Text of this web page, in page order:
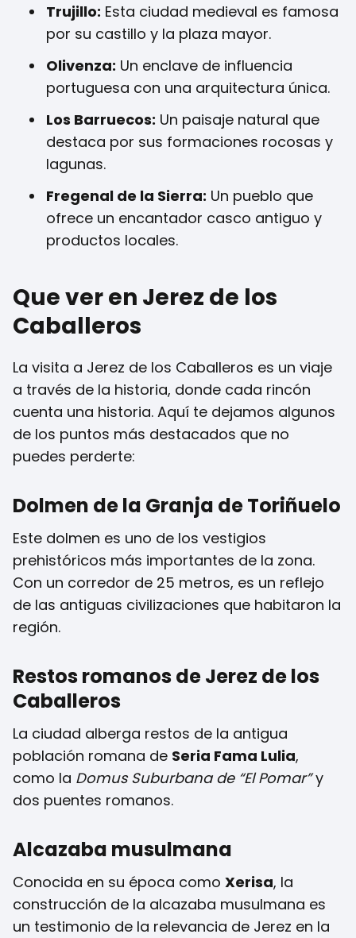
Trujillo: Esta ciudad medieval es famosa
por su castillo y la plaza mayor.
Olivenza: Un enclave de influencia
portuguesa con una arquitectura única.
Los Barruecos: Un paisaje natural que
destaca por sus formaciones rocosas y
lagunas.
Fregenal de la Sierra: Un pueblo que
ofrece un encantador casco antiguo y
productos locales.
Que ver en Jerez de los
Caballeros
La visita a Jerez de los Caballeros es un viaje
a través de la historia, donde cada rincón
cuenta una historia. Aquí te dejamos algunos
de los puntos más destacados que no
puedes perderte:
Dolmen de la Granja de Toriñuelo
Este dolmen es uno de los vestigios
prehistóricos más importantes de la zona.
Con un corredor de 25 metros, es un reflejo
de las antiguas civilizaciones que habitaron la
región.
Restos romanos de Jerez de los
Caballeros
La ciudad alberga restos de la antigua
población romana de Seria Fama Lulia,
como la Domus Suburbana de “El Pomar”y
dos puentes romanos.
Alcazaba musulmana
Conocida en su época como Xerisa, la
construcción de la alcazaba musulmana es
un testimonio de la relevancia de Jerez en la